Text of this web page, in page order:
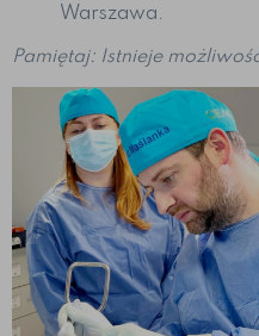
Warszawa.
Pamiętaj: Istnieje